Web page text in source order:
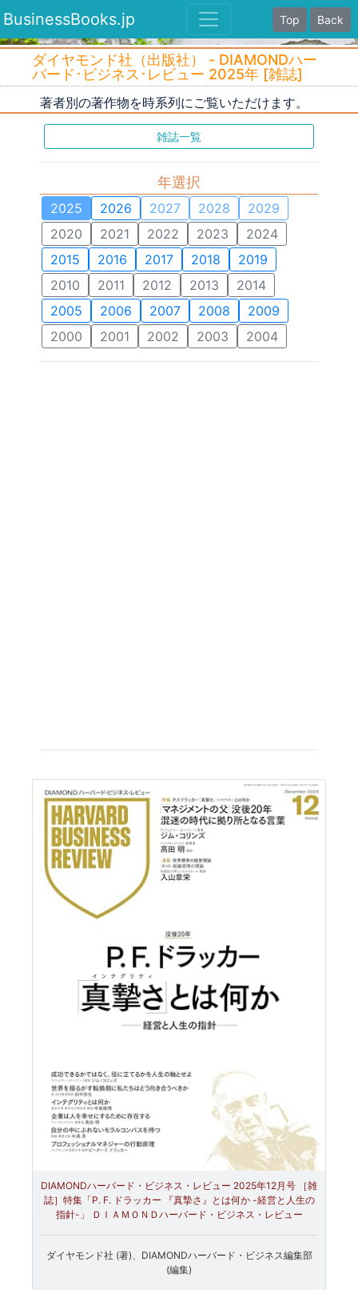
BusinessBooks.jp Top Back
ダイヤモンド社（出版社） - DIAMONDハー
バード･ビジネス･レビュー 2025年 [雑誌]
著者別の著作物を時系列にご覧いただけます。
雑誌一覧
年選択
2025 2026 2027 2028
2029
2020
2021 2022 2023
2024
2015
2016 2017 2018
2019
2010
2011 2012 2013
2014
2005
2006 2007 2008
2009
2000
2001 2002 2003 2004
DIAMONDハーバード・ビジネス・レビュー 2025年12月号 ［雑
誌］特集「P. F. ドラッカー 『真摯さ』とは何か -経営と人生の
指針-」 ＤＩＡＭＯＮＤハーバード・ビジネス・レビュー
ダイヤモンド社 (著)、DIAMONDハーバード・ビジネス編集部
(編集)